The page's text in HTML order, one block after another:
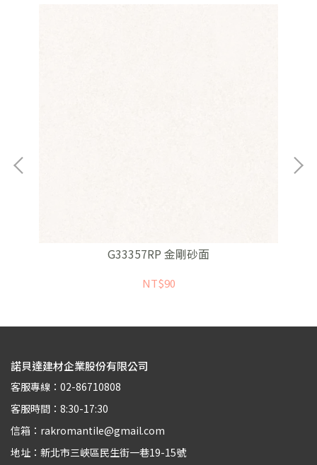
G33357RP 金剛砂面
NT$90
諾貝達建材企業股份有限公司
客服專線：02-86710808
客服時間：8:30-17:30
信箱：rakromantile@gmail.com
地址：新北市三峽區民生街一巷19-15號